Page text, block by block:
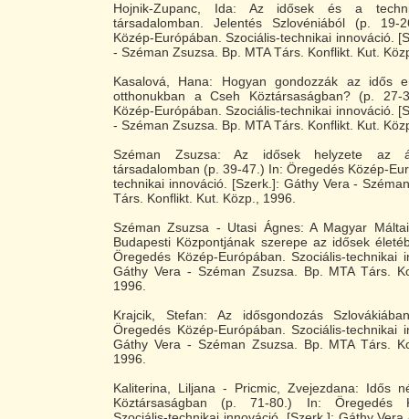
Hojnik-Zupanc, Ida: Az idősek és a
társadalomban. Jelentés Szlovéniából (p. 19-
Közép-Európában. Szociális-technikai innováció.
- Széman Zsuzsa. Bp. MTA Társ. Konflikt. Kut.
Kasalová, Hana: Hogyan gondozzák az idős
otthonukban a Cseh Köztársaságban? (p. 27-
Közép-Európában. Szociális-technikai innováció.
- Széman Zsuzsa. Bp. MTA Társ. Konflikt. Kut.
Széman Zsuzsa: Az idősek helyzete az
társadalomban (p. 39-47.) In: Öregedés Közép-
technikai innováció. [Szerk.]: Gáthy Vera -
Társ. Konflikt. Kut. Közp., 1996.
Széman Zsuzsa - Utasi Ágnes: A Magyar
Budapesti Központjának szerepe az idősek
Öregedés Közép-Európában. Szociális-technikai
Gáthy Vera - Széman Zsuzsa. Bp. MTA Társ.
1996.
Krajcik, Stefan: Az idősgondozás
Öregedés Közép-Európában. Szociális-technikai
Gáthy Vera - Széman Zsuzsa. Bp. MTA Társ.
1996.
Kaliterina, Liljana - Pricmic, Zvejezdana: Idős
Köztársaságban (p. 71-80.) In: Öregedés